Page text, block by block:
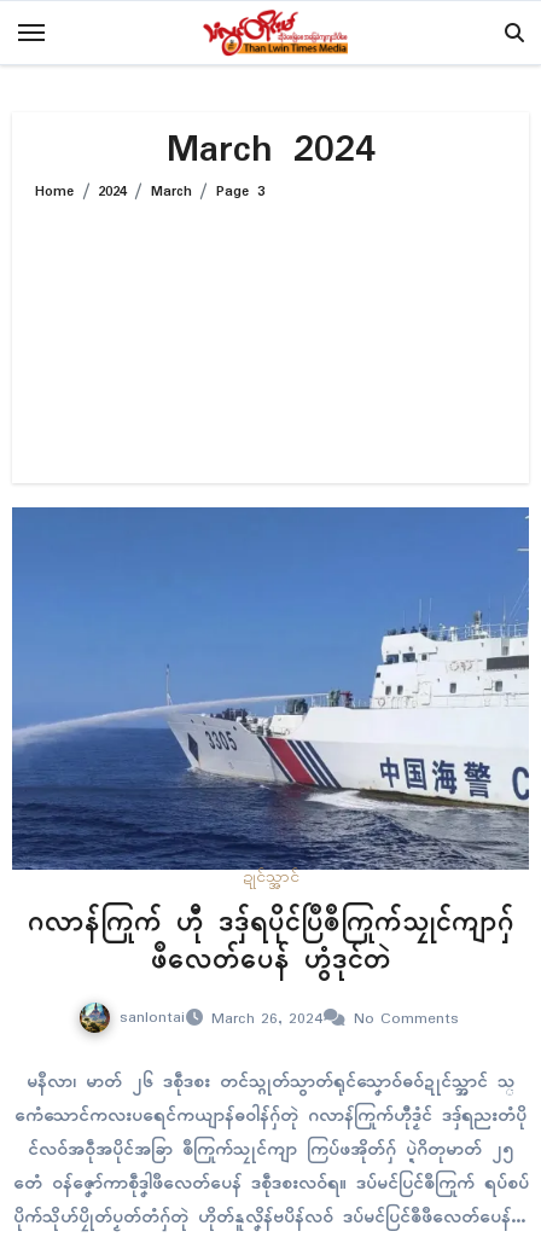
March 2024
Home 2024 March Page 3
ဍုၚ်သ္အာၚ်
ဂလာန်ကြုက် ဟီု ဒဒှ်ရပိုၚ်ပြဳၜဳကြုက်သၠုၚ်ကျာဂှ်
ဖဳလေတ်ပေန် ဟွံဒုၚ်တဲ
sanlontai March 26, 2024 No Comments
မနဳလာ၊ မာတ် ၂၆ ဒစဵုဒစး တၚ်သ္ဂုတ်သွာတ်ရုၚ်သၞောဝ်ဓဝ်ဍုင်သ္အာင် သ္
ဂောံသောၚ်ကလးပရေင်ကယျာန်ဓဝါန်ဂှ်တုဲ ဂလာန်ကြုက်ဟီုဒၟံၚ် ဒဒှ်ရညးတံပို
ၚ်လဝ်အဝဵုအပိုၚ်အခြာ ၜဳကြုက်သၠုၚ်ကျာ ကြပ်ဖအိုတ်ဂှ် ပ္ဍဲဂိတုမာတ် ၂၅
တေံ ဝန်ဇၞော်ကာစဵုဒၞါဖဳလေတ်ပေန် ဒစဵုဒစးလဝ်ရ။ ဒပ်မၚ်ပြၚ်ၜဳကြုက် ရပ်စပ်
ပိုက်သိုဟ်ပၠိုတ်ပၟတ်တံဂှ်တုဲ ဟိုတ်နူလၞိန်ဗပိန်လဝ် ဒပ်မၚ်ပြၚ်ၜဳဖဳလေတ်ပေန်တံ